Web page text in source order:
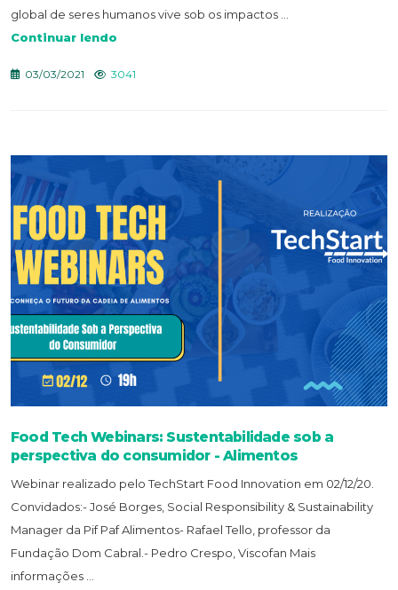
global de seres humanos vive sob os impactos ...
Continuar lendo
03/03/2021 3041
Food Tech Webinars: Sustentabilidade sob a
perspectiva do consumidor - Alimentos
Webinar realizado pelo TechStart Food Innovation em 02/12/20.
Convidados:- José Borges, Social Responsibility & Sustainability
Manager da Pif Paf Alimentos- Rafael Tello, professor da
Fundação Dom Cabral.- Pedro Crespo, Viscofan Mais
informações ...